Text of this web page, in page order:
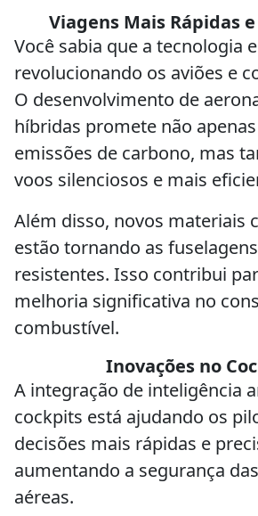
Viagens Mais Rápidas
Você sabia que a tecnologia
revolucionando os aviões e
O desenvolvimento de
híbridas promete não
emissões de carbono, mas
voos silenciosos e mais
Além disso, novos materiais
estão tornando as
resistentes. Isso contribui
melhoria significativa no
combustível.
Inovações no
A integração de inteligência
cockpits está ajudando os
decisões mais rápidas e
aumentando a segurança
aéreas.